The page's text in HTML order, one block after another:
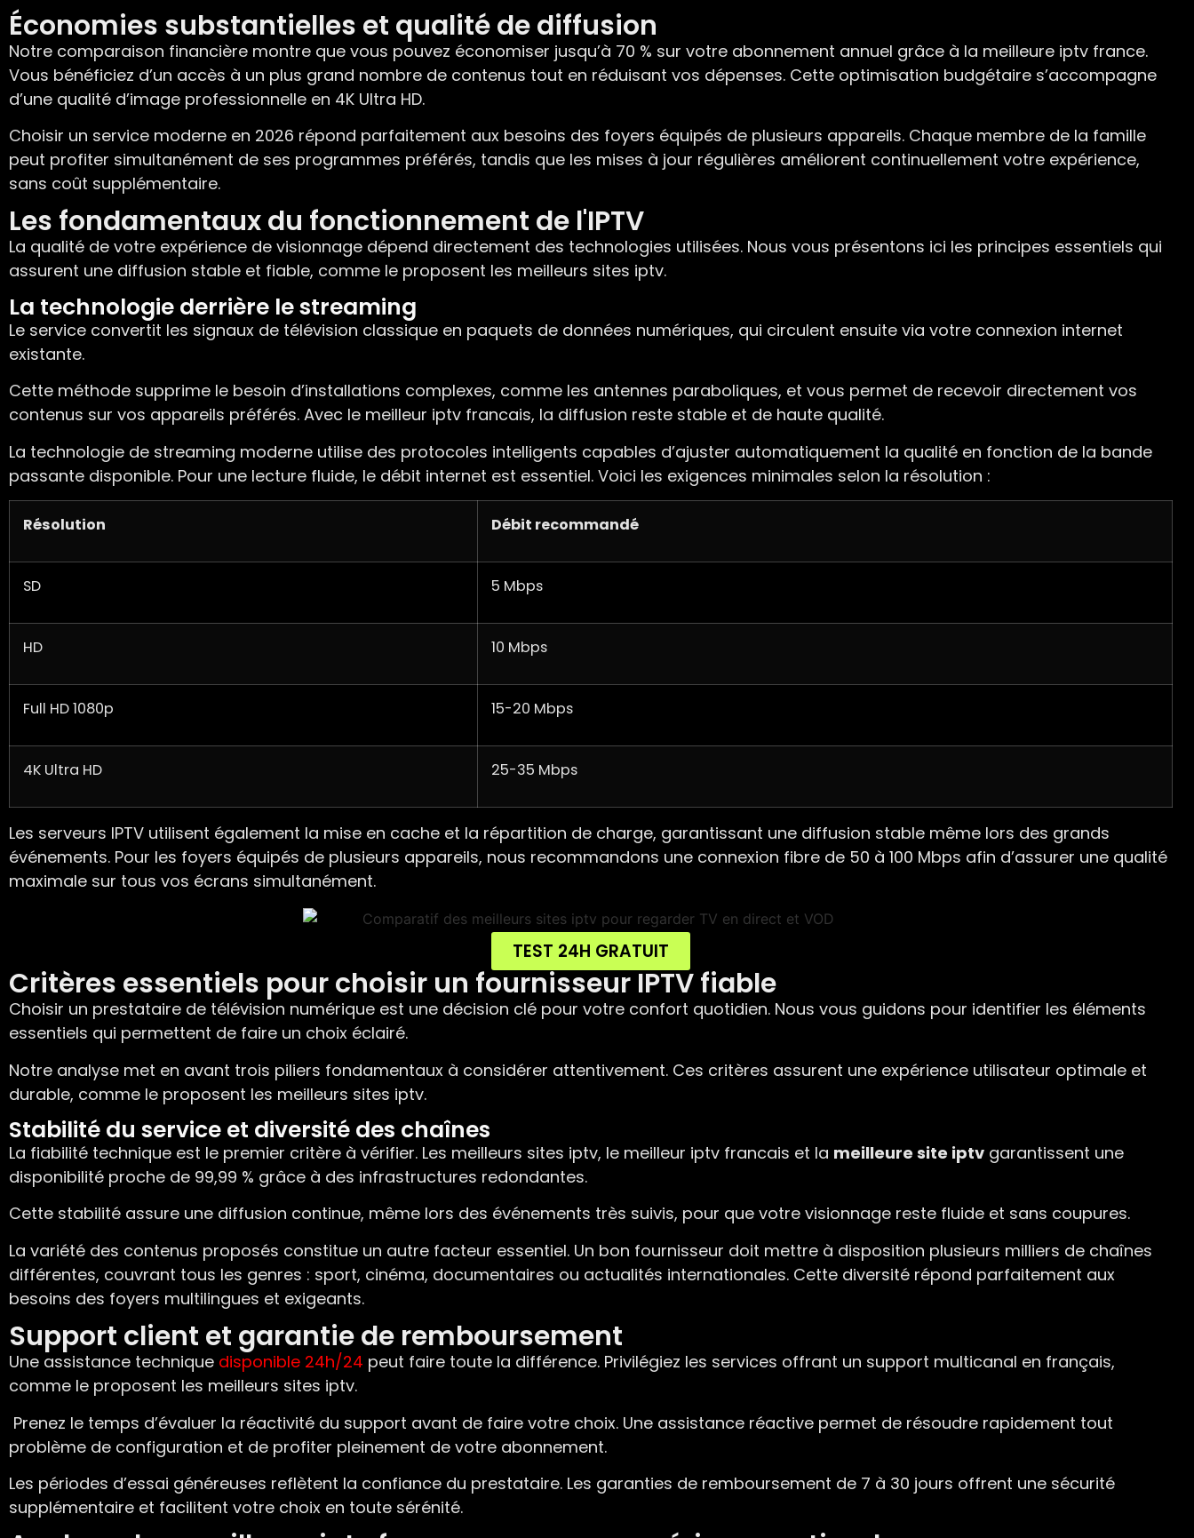
Économies substantielles et qualité de diffusion
Notre comparaison financière montre que vous pouvez économiser jusqu’à 70 % sur votre abonnement annuel grâce à la meilleure iptv france.
Vous bénéficiez d’un accès à un plus grand nombre de contenus tout en réduisant vos dépenses. Cette optimisation budgétaire s’accompagne
d’une qualité d’image professionnelle en 4K Ultra HD.
Choisir un service moderne en 2026 répond parfaitement aux besoins des foyers équipés de plusieurs appareils. Chaque membre de la famille
peut profiter simultanément de ses programmes préférés, tandis que les mises à jour régulières améliorent continuellement votre expérience,
sans coût supplémentaire.
Les fondamentaux du fonctionnement de l'IPTV
La qualité de votre expérience de visionnage dépend directement des technologies utilisées. Nous vous présentons ici les principes essentiels qui
assurent une diffusion stable et fiable, comme le proposent les meilleurs sites iptv.
La technologie derrière le streaming
Le service convertit les signaux de télévision classique en paquets de données numériques, qui circulent ensuite via votre connexion internet
existante.
Cette méthode supprime le besoin d’installations complexes, comme les antennes paraboliques, et vous permet de recevoir directement vos
contenus sur vos appareils préférés. Avec le meilleur iptv francais, la diffusion reste stable et de haute qualité.
La technologie de streaming moderne utilise des protocoles intelligents capables d’ajuster automatiquement la qualité en fonction de la bande
passante disponible. Pour une lecture fluide, le débit internet est essentiel. Voici les exigences minimales selon la résolution :
Résolution Débit recommandé
SD 5 Mbps
HD 10 Mbps
Full HD 1080p 15-20 Mbps
4K Ultra HD 25-35 Mbps
Les serveurs IPTV utilisent également la mise en cache et la répartition de charge, garantissant une diffusion stable même lors des grands
événements. Pour les foyers équipés de plusieurs appareils, nous recommandons une connexion fibre de 50 à 100 Mbps afin d’assurer une qualité
maximale sur tous vos écrans simultanément.
TEST 24H GRATUIT
Critères essentiels pour choisir un fournisseur IPTV fiable
Choisir un prestataire de télévision numérique est une décision clé pour votre confort quotidien. Nous vous guidons pour identifier les éléments
essentiels qui permettent de faire un choix éclairé.
Notre analyse met en avant trois piliers fondamentaux à considérer attentivement. Ces critères assurent une expérience utilisateur optimale et
durable, comme le proposent les meilleurs sites iptv.
Stabilité du service et diversité des chaînes
La fiabilité technique est le premier critère à vérifier. Les meilleurs sites iptv, le meilleur iptv francais et la meilleure site iptv garantissent une
disponibilité proche de 99,99 % grâce à des infrastructures redondantes.
Cette stabilité assure une diffusion continue, même lors des événements très suivis, pour que votre visionnage reste fluide et sans coupures.
La variété des contenus proposés constitue un autre facteur essentiel. Un bon fournisseur doit mettre à disposition plusieurs milliers de chaînes
différentes, couvrant tous les genres : sport, cinéma, documentaires ou actualités internationales. Cette diversité répond parfaitement aux
besoins des foyers multilingues et exigeants.
Support client et garantie de remboursement
Une assistance technique disponible 24h/24 peut faire toute la différence. Privilégiez les services offrant un support multicanal en français,
comme le proposent les meilleurs sites iptv.
Prenez le temps d’évaluer la réactivité du support avant de faire votre choix. Une assistance réactive permet de résoudre rapidement tout
problème de configuration et de profiter pleinement de votre abonnement.
Les périodes d’essai généreuses reflètent la confiance du prestataire. Les garanties de remboursement de 7 à 30 jours offrent une sécurité
supplémentaire et facilitent votre choix en toute sérénité.